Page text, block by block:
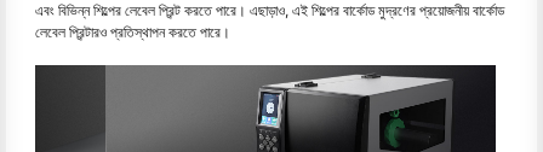
এবং বিভিন্ন শিল্পের লেবেল প্রিন্ট করতে পারে। এছাড়াও, এই শিল্পের বার্কোড মুদ্রণের প্রয়োজনীয় বার্কোড
লেবেল প্রিন্টারও প্রতিস্থাপন করতে পারে।